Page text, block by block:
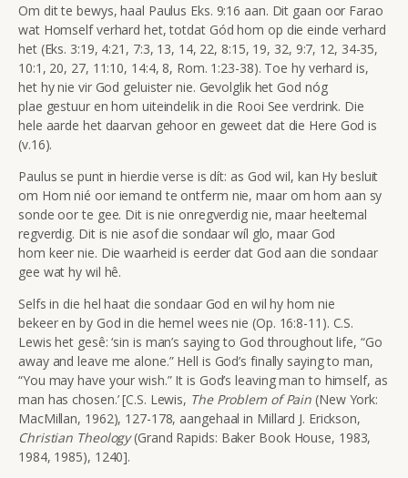
Om dit te bewys, haal Paulus Eks. 9:16 aan. Dit gaan oor Farao
wat Homself verhard het, totdat Gód hom op die einde verhard
het (Eks. 3:19, 4:21, 7:3, 13, 14, 22, 8:15, 19, 32, 9:7, 12, 34-35,
10:1, 20, 27, 11:10, 14:4, 8, Rom. 1:23-38). Toe hy verhard is,
het hy nie vir God geluister nie. Gevolglik het God nóg
plae gestuur en hom uiteindelik in die Rooi See verdrink. Die
hele aarde het daarvan gehoor en geweet dat die Here God is
(v.16).
Paulus se punt in hierdie verse is dít: as God wil, kan Hy besluit
om Hom nié oor iemand te ontferm nie, maar om hom aan sy
sonde oor te gee. Dit is nie onregverdig nie, maar heeltemal
regverdig. Dit is nie asof die sondaar wíl glo, maar God
hom keer nie. Die waarheid is eerder dat God aan die sondaar
gee wat hy wil hê.
Selfs in die hel haat die sondaar God en wil hy hom nie
bekeer en by God in die hemel wees nie (Op. 16:8-11). C.S.
Lewis het gesê: ‘sin is man’s saying to God throughout life, “Go
away and leave me alone.” Hell is God’s finally saying to man,
“You may have your wish.” It is God’s leaving man to himself, as
man has chosen.’ [C.S. Lewis, The Problem of Pain (New York:
MacMillan, 1962), 127-178, aangehaal in Millard J. Erickson,
Christian Theology(Grand Rapids: Baker Book House, 1983,
1984, 1985), 1240].